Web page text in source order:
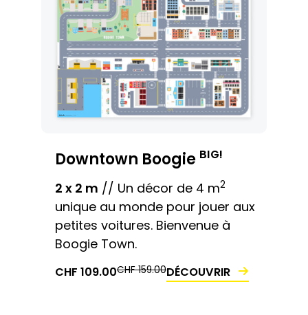
Downtown Boogie BIG!
2 x 2 m // Un décor de 4 m2
unique au monde pour jouer aux
petites voitures. Bienvenue à
Boogie Town.
LE
CHF 109.00LE
CHF159.00LE
PRIX
LE
PRIX
DÉCOUVRIR